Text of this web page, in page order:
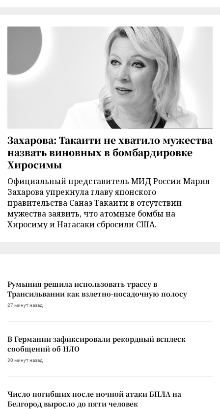
Захарова: Такаити не хватило мужества
назвать виновных в бомбардировке
Хиросимы
Официальный представитель МИД России Мария
Захарова упрекнула главу японского
правительства Санаэ Такаити в отсутствии
мужества заявить, что атомные бомбы на
Хиросиму и Нагасаки сбросили США.
Румыния решила использовать трассу в
Трансильвании как взлетно-посадочную полосу
27 минут назад
В Германии зафиксировали рекордный всплеск
сообщений об НЛО
30 минут назад
Число погибших после ночной атаки БПЛА на
Белгород выросло до пяти человек